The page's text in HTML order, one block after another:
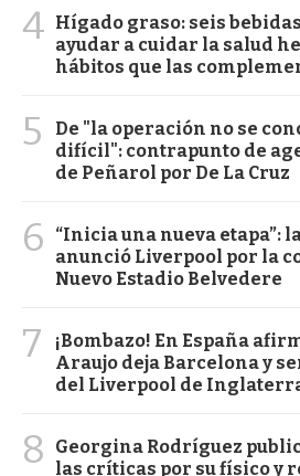
4 Hígado graso: seis
ayudar a cuidar la salud
hábitos que las
5
De "la operación no se
difícil": contrapunto de
de Peñarol por De La Cruz
6
“Inicia una nueva etapa”:
anunció Liverpool por la
Nuevo Estadio Belvedere
7
¡Bombazo! En España
Araujo deja Barcelona y
del Liverpool de
8
Georgina Rodríguez
las críticas por su físico y